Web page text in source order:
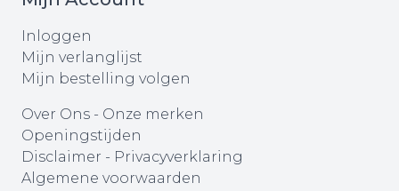
Inloggen
Mijn verlanglijst
Mijn bestelling volgen
Over Ons - Onze merken
Openingstijden
Disclaimer - Privacyverklaring
Algemene voorwaarden